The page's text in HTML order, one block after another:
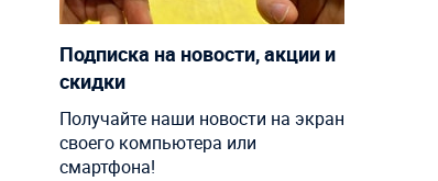
Подписка на новости, акции и
скидки
Получайте наши новости на экран
своего компьютера или
смартфона!